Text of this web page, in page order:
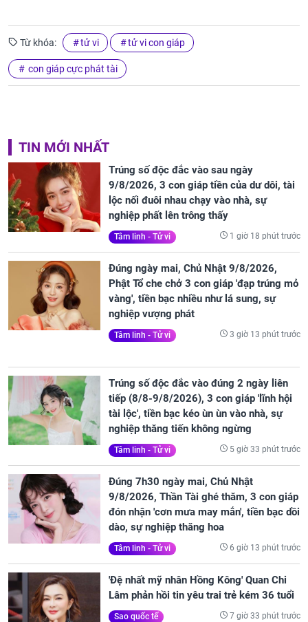
Từ khóa: tử vi tử vi con giáp
con giáp cực phát tài
TIN MỚI NHẤT
Trúng số độc đắc vào sau ngày
9/8/2026, 3 con giáp tiền của dư dôi, tài
lộc nối đuôi nhau chạy vào nhà, sự
nghiệp phất lên trông thấy
Tâm linh - Tử vi 1 giờ 18 phút trước
Đúng ngày mai, Chủ Nhật 9/8/2026,
Phật Tổ che chở 3 con giáp 'đạp trúng mỏ
vàng', tiền bạc nhiều như lá sung, sự
nghiệp vượng phát
Tâm linh - Tử vi 3 giờ 13 phút trước
Trúng số độc đắc vào đúng 2 ngày liên
tiếp (8/8-9/8/2026), 3 con giáp 'lĩnh hội
tài lộc', tiền bạc kéo ùn ùn vào nhà, sự
nghiệp thăng tiến không ngừng
Tâm linh - Tử vi 5 giờ 33 phút trước
Đúng 7h30 ngày mai, Chủ Nhật
9/8/2026, Thần Tài ghé thăm, 3 con giáp
đón nhận 'cơn mưa may mắn', tiền bạc dồi
dào, sự nghiệp thăng hoa
Tâm linh - Tử vi 6 giờ 13 phút trước
'Đệ nhất mỹ nhân Hồng Kông' Quan Chi
Lâm phản hồi tin yêu trai trẻ kém 36 tuổi
Sao quốc tế 7 giờ 33 phút trước